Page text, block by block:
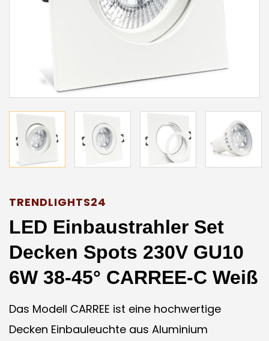
TRENDLIGHTS24
LED Einbaustrahler Set
Decken Spots 230V GU10
6W 38-45° CARREE-C Weiß
Das Modell CARREE ist eine hochwertige
Decken Einbauleuchte aus Aluminium